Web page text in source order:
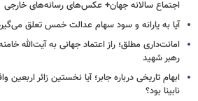
اجتماع سالانه جهان+ عکس‌های رسانه‌های خارجی
آیا به یارانه و سود سهام عدالت خمس تعلق
امانت‌داری مطلق؛ راز اعتماد جهانی به آیت‌الله
رهبر شهید
ابهام تاریخی درباره جابر؛ آیا نخستین زائر اربعین
نابینا بود؟